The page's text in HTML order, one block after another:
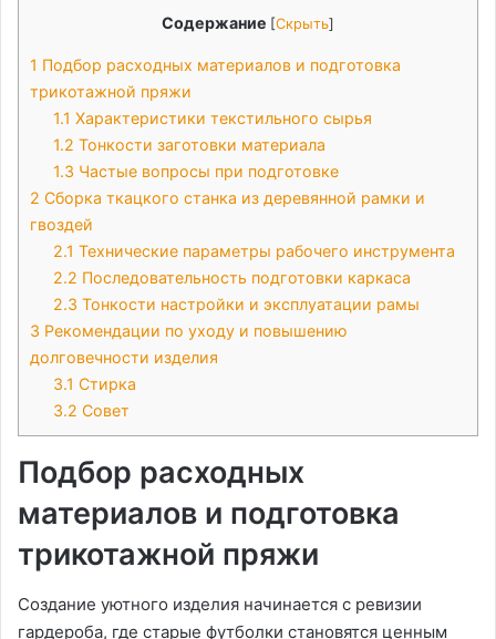
Содержание [Скрыть]
1 Подбор расходных материалов и подготовка
трикотажной пряжи
1.1 Характеристики текстильного сырья
1.2 Тонкости заготовки материала
1.3 Частые вопросы при подготовке
2 Сборка ткацкого станка из деревянной рамки и
гвоздей
2.1 Технические параметры рабочего инструмента
2.2 Последовательность подготовки каркаса
2.3 Тонкости настройки и эксплуатации рамы
3 Рекомендации по уходу и повышению
долговечности изделия
3.1 Стирка
3.2 Совет
Подбор расходных
материалов и подготовка
трикотажной пряжи
Создание уютного изделия начинается с ревизии
гардероба, где старые футболки становятся ценным